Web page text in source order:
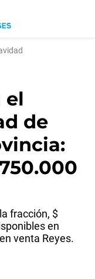
el
de
fracción, $
en
venta Reyes.